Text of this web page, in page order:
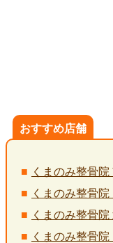
おすすめ店舗
くまのみ整骨
くまのみ整骨
くまのみ整骨
くまのみ整骨